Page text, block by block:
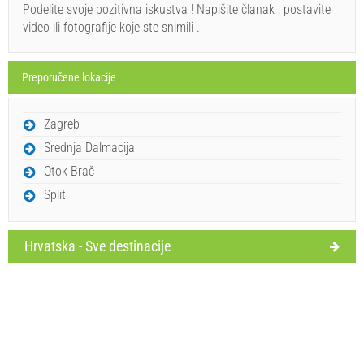
Podelite svoje pozitivna iskustva ! Napišite članak , postavite
video ili fotografije koje ste snimili .
Preporučene lokacije
Zagreb
Srednja Dalmacija
Otok Brač
Split
Hrvatska - Sve destinacije